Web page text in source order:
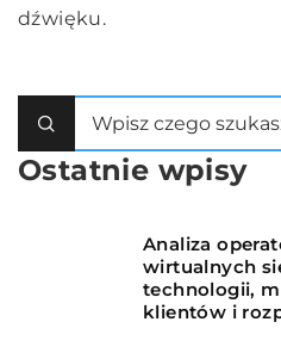
dźwięku.
Ostatnie wpisy
Analiza
wirtualnych
technologii,
klientów i